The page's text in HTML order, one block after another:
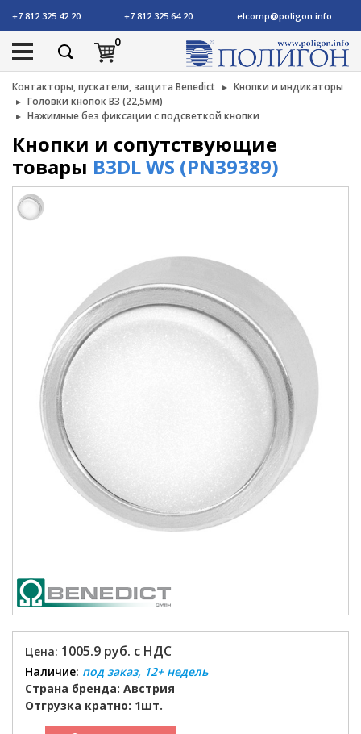
+7 812 325 42 20 +7 812 325 64 20 elcomp@poligon.info
0
Контакторы, пускатели, защита Benedict
Кнопки и индикаторы
Головки кнопок B3 (22,5мм)
Нажимные без фиксации с подсветкой кнопки
Кнопки и сопутствующие
товары B3DL WS (PN39389)
Цена: 1005.9 руб. с НДС
Наличие: под заказ, 12+ недель
Страна бренда: Австрия
Отгрузка кратно: 1шт.